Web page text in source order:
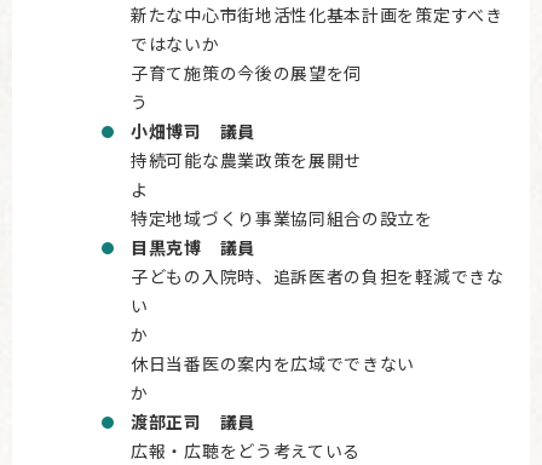
新たな中心市街地活性化基本計画を策定すべき
ではないか
子育て施策の今後の展望を伺
小畑博司 議員
持続可能な農業政策を展開せ
特定地域づくり事業協同組合の設立を
目黒克博 議員
子どもの入院時、追訴医者の負担を軽減できな
い
休日当番医の案内を広域でできない
渡部正司 議員
広報・広聴をどう考えている